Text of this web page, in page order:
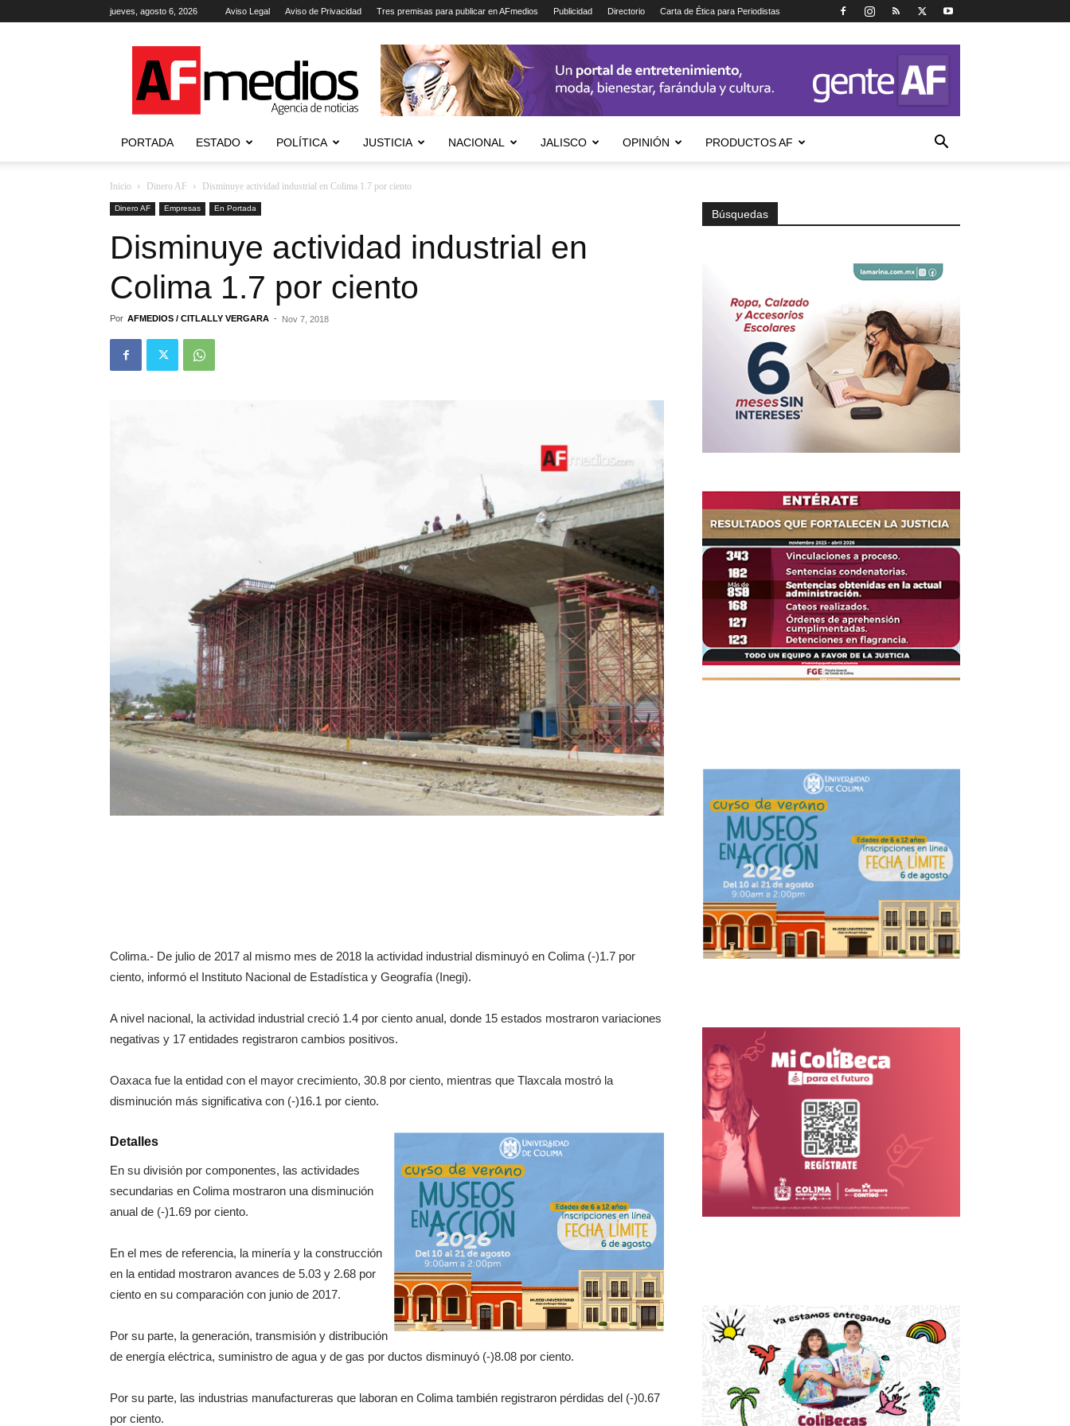
jueves, agosto 6, 2026 Aviso Legal Aviso de Privacidad Tres premisas para publicar en AFmedios Publicidad Directorio Carta de Ética para Periodistas
Agencia
de
Noticias
PORTADA ESTADO POLÍTICA JUSTICIA NACIONAL JALISCO OPINIÓN PRODUCTOS AF
Inicio Dinero AF Disminuye actividad industrial en Colima 1.7 por ciento
Dinero AF Empresas En Portada
Disminuye actividad industrial en
Colima 1.7 por ciento
Por AFMEDIOS / CITLALLY VERGARA - Nov 7, 2018
Colima.- De julio de 2017 al mismo mes de 2018 la actividad industrial disminuyó en Colima (-)1.7 por
ciento, informó el Instituto Nacional de Estadística y Geografía (Inegi).
A nivel nacional, la actividad industrial creció 1.4 por ciento anual, donde 15 estados mostraron variaciones
negativas y 17 entidades registraron cambios positivos.
Oaxaca fue la entidad con el mayor crecimiento, 30.8 por ciento, mientras que Tlaxcala mostró la
disminución más significativa con (-)16.1 por ciento.
Detalles
En su división por componentes, las actividades
secundarias en Colima mostraron una disminución
anual de (-)1.69 por ciento.
En el mes de referencia, la minería y la construcción
en la entidad mostraron avances de 5.03 y 2.68 por
ciento en su comparación con junio de 2017.
Por su parte, la generación, transmisión y distribución
de energía eléctrica, suministro de agua y de gas por ductos disminuyó (-)8.08 por ciento.
Por su parte, las industrias manufactureras que laboran en Colima también registraron pérdidas del (-)0.67
por ciento.
Búsquedas